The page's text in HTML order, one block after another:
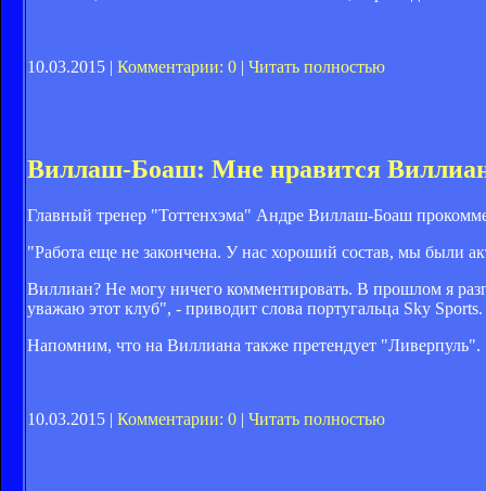
10.03.2015 | Комментарии: 0 | Читать полностью
Виллаш-Боаш: Мне нравится
Главный тренер "Тоттенхэма" Андре Виллаш-Боаш
"Работа еще не закончена. У нас хороший состав, мы были
Виллиан? Не могу ничего комментировать. В прошлом я
уважаю этот клуб", - приводит слова португальца Sky Sports.
Напомним, что на Виллиана также претендует "Ливерпуль".
10.03.2015 | Комментарии: 0 | Читать полностью